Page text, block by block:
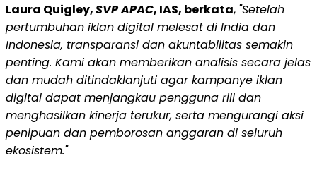
Laura Quigley,SVP APAC, IAS, berkata, "Setelah
pertumbuhan iklan digital melesat di India dan
Indonesia, transparansi dan akuntabilitas semakin
penting. Kami akan memberikan analisis secara jelas
dan mudah ditindaklanjuti agar kampanye iklan
digital dapat menjangkau pengguna riil dan
menghasilkan kinerja terukur, serta mengurangi aksi
penipuan dan pemborosan anggaran di seluruh
ekosistem."